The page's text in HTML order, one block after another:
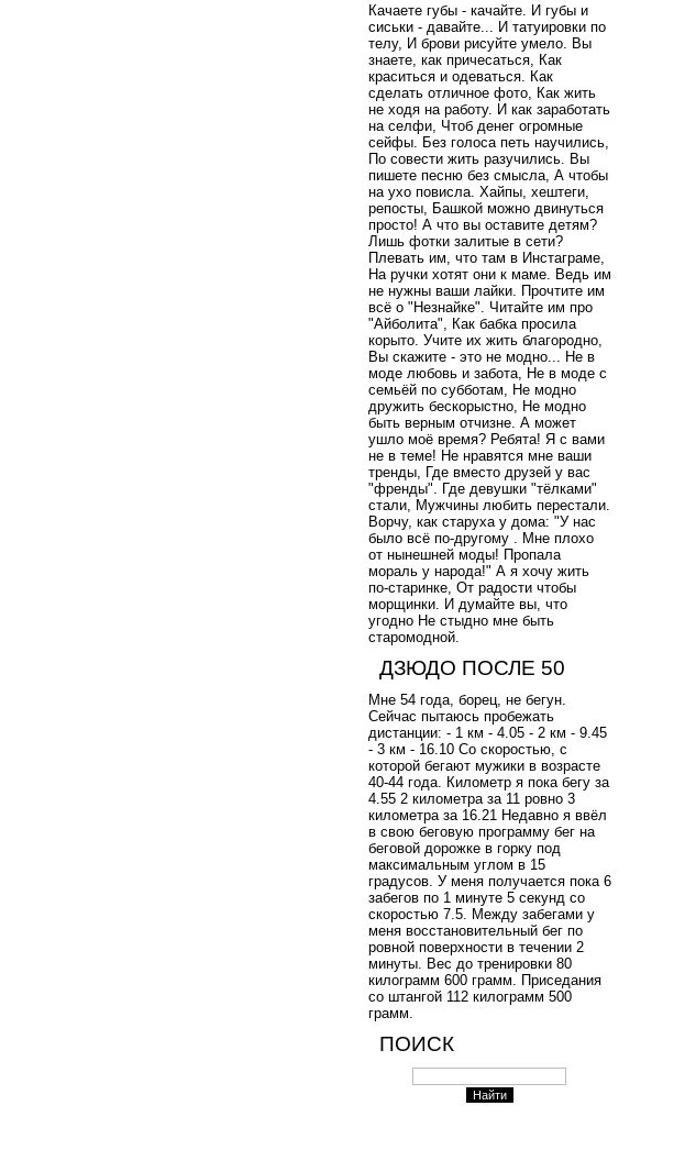
Качаете губы - качайте. И губы и
сиськи - давайте... И татуировки по
телу, И брови рисуйте умело. Вы
знаете, как причесаться, Как
краситься и одеваться. Как
сделать отличное фото, Как жить
не ходя на работу. И как заработать
на селфи, Чтоб денег огромные
сейфы. Без голоса петь научились,
По совести жить разучились. Вы
пишете песню без смысла, А чтобы
на ухо повисла. Хайпы, хештеги,
репосты, Башкой можно двинуться
просто! А что вы оставите детям?
Лишь фотки залитые в сети?
Плевать им, что там в Инстаграме,
На ручки хотят они к маме. Ведь им
не нужны ваши лайки. Прочтите им
всё о "Незнайке". Читайте им про
"Айболита", Как бабка просила
корыто. Учите их жить благородно,
Вы скажите - это не модно... Не в
моде любовь и забота, Не в моде с
семьёй по субботам, Не модно
дружить бескорыстно, Не модно
быть верным отчизне. А может
ушло моё время? Ребята! Я с вами
не в теме! Не нравятся мне ваши
тренды, Где вместо друзей у вас
"френды". Где девушки "тёлками"
стали, Мужчины любить перестали.
Ворчу, как старуха у дома: "У нас
было всё по-другому . Мне плохо
от нынешней моды! Пропала
мораль у народа!" А я хочу жить
по-старинке, От радости чтобы
морщинки. И думайте вы, что
угодно Не стыдно мне быть
старомодной.
ДЗЮДО ПОСЛЕ 50
Мне 54 года, борец, не бегун.
Сейчас пытаюсь пробежать
дистанции: - 1 км - 4.05 - 2 км - 9.45
- 3 км - 16.10 Со скоростью, с
которой бегают мужики в возрасте
40-44 года. Километр я пока бегу за
4.55 2 километра за 11 ровно 3
километра за 16.21 Недавно я ввёл
в свою беговую программу бег на
беговой дорожке в горку под
максимальным углом в 15
градусов. У меня получается пока 6
забегов по 1 минуте 5 секунд со
скоростью 7.5. Между забегами у
меня восстановительный бег по
ровной поверхности в течении 2
минуты. Вес до тренировки 80
килограмм 600 грамм. Приседания
со штангой 112 килограмм 500
грамм.
ПОИСК